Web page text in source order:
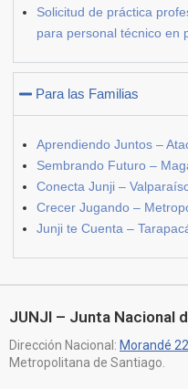
Solicitud de práctica
para personal técnico en
Para las Familias
Aprendiendo Juntos –
Sembrando Futuro –
Conecta Junji –
Crecer Jugando –
Junji te Cuenta –
JUNJI – Junta Nacional
Dirección Nacional: Morandé
Metropolitana de Santiago.